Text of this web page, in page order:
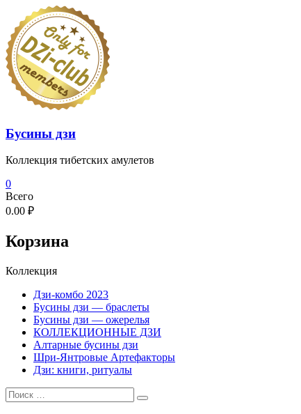
Перейти
содержимому
Бусины дзи
Коллекция тибетских амулетов
0
Всего
0.00 ₽
Корзина
Коллекция
Дзи-комбо 2023
Бусины дзи — браслеты
Бусины дзи — ожерелья
КОЛЛЕКЦИОННЫЕ ДЗИ
Алтарные бусины дзи
Шри-Янтровые Артефакторы
Дзи: книги, ритуалы